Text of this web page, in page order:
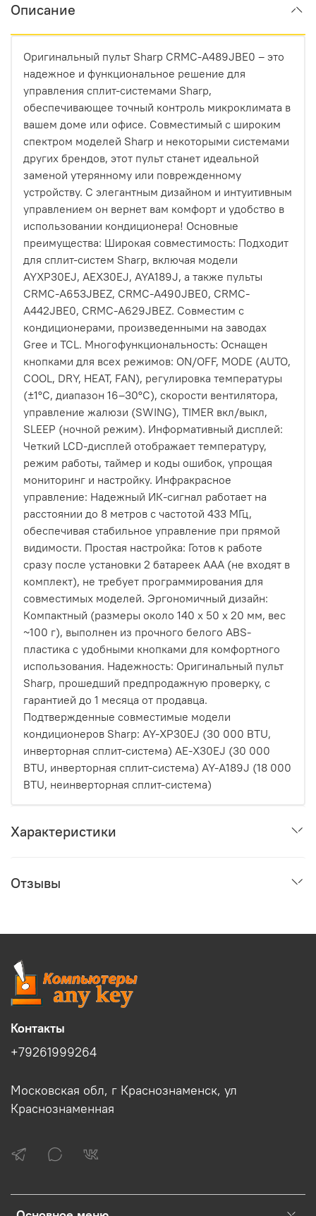
Описание
Оригинальный пульт Sharp CRMC-A489JBE0 – это
надежное и функциональное решение для
управления сплит-системами Sharp,
обеспечивающее точный контроль микроклимата в
вашем доме или офисе. Совместимый с широким
спектром моделей Sharp и некоторыми системами
других брендов, этот пульт станет идеальной
заменой утерянному или поврежденному
устройству. С элегантным дизайном и интуитивным
управлением он вернет вам комфорт и удобство в
использовании кондиционера! Основные
преимущества: Широкая совместимость: Подходит
для сплит-систем Sharp, включая модели
AYXP30EJ, AEX30EJ, AYA189J, а также пульты
CRMC-A653JBEZ, CRMC-A490JBE0, CRMC-
A442JBE0, CRMC-A629JBEZ. Совместим с
кондиционерами, произведенными на заводах
Gree и TCL. Многофункциональность: Оснащен
кнопками для всех режимов: ON/OFF, MODE (AUTO,
COOL, DRY, HEAT, FAN), регулировка температуры
(±1°C, диапазон 16–30°C), скорости вентилятора,
управление жалюзи (SWING), TIMER вкл/выкл,
SLEEP (ночной режим). Информативный дисплей:
Четкий LCD-дисплей отображает температуру,
режим работы, таймер и коды ошибок, упрощая
мониторинг и настройку. Инфракрасное
управление: Надежный ИК-сигнал работает на
расстоянии до 8 метров с частотой 433 МГц,
обеспечивая стабильное управление при прямой
видимости. Простая настройка: Готов к работе
сразу после установки 2 батареек AAA (не входят в
комплект), не требует программирования для
совместимых моделей. Эргономичный дизайн:
Компактный (размеры около 140 x 50 x 20 мм, вес
~100 г), выполнен из прочного белого ABS-
пластика с удобными кнопками для комфортного
использования. Надежность: Оригинальный пульт
Sharp, прошедший предпродажную проверку, с
гарантией до 1 месяца от продавца.
Подтвержденные совместимые модели
кондиционеров Sharp: AY-XP30EJ (30 000 BTU,
инверторная сплит-система) AE-X30EJ (30 000
BTU, инверторная сплит-система) AY-A189J (18 000
BTU, неинверторная сплит-система)
Характеристики
Отзывы
Контакты
+79261999264
Московская обл, г Краснознаменск, ул
Краснознаменная